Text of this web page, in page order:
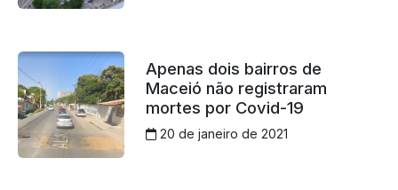
Apenas dois bairros de
Maceió não registraram
mortes por Covid-19
20 de janeiro de 2021